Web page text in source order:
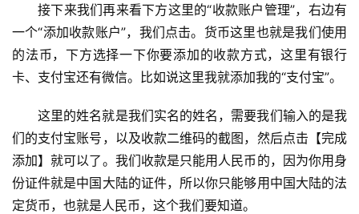
接下来我们再来看下方这里的“收款账户管理”，右边有
一个“添加收款账户”，我们点击。货币这里也就是我们使用
的法币，下方选择一下你要添加的收款方式，这里有银行
卡、支付宝还有微信。比如说这里我就添加我的“支付宝”。
这里的姓名就是我们实名的姓名，需要我们输入的是我
们的支付宝账号，以及收款二维码的截图，然后点击【完成
添加】就可以了。我们收款是只能用人民币的，因为你用身
份证件就是中国大陆的证件，所以你只能够用中国大陆的法
定货币，也就是人民币，这个我们要知道。